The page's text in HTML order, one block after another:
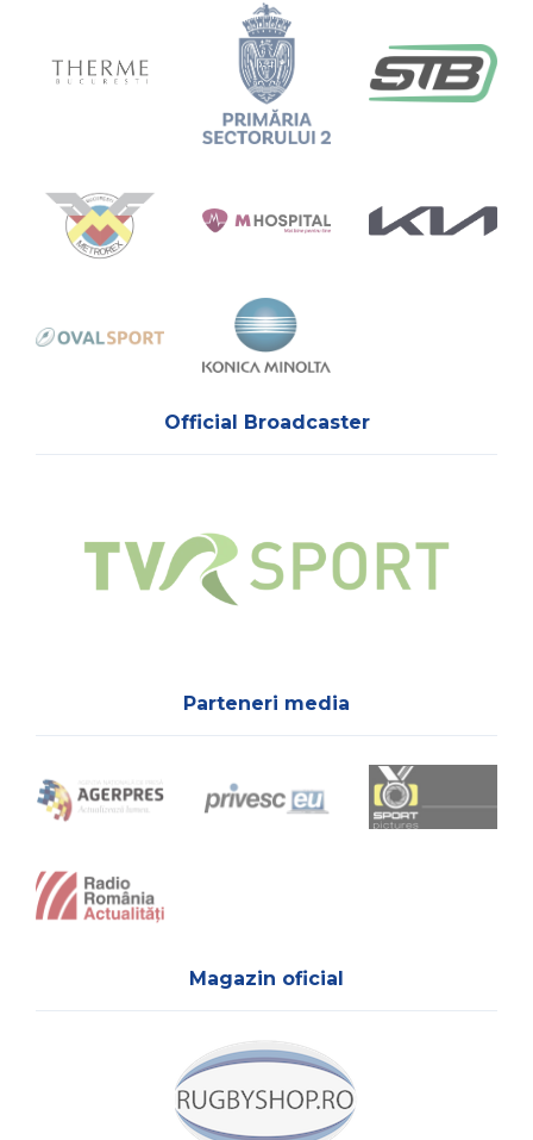
Official Broadcaster
Parteneri media
Magazin oficial